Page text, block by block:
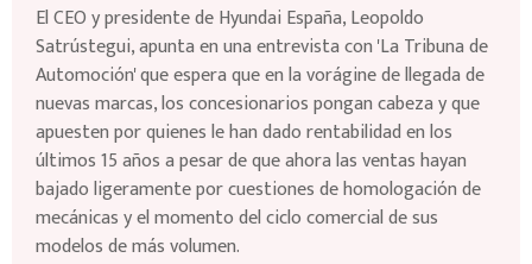
El CEO y presidente de Hyundai España, Leopoldo
Satrústegui, apunta en una entrevista con 'La Tribuna de
Automoción' que espera que en la vorágine de llegada de
nuevas marcas, los concesionarios pongan cabeza y que
apuesten por quienes le han dado rentabilidad en los
últimos 15 años a pesar de que ahora las ventas hayan
bajado ligeramente por cuestiones de homologación de
mecánicas y el momento del ciclo comercial de sus
modelos de más volumen.